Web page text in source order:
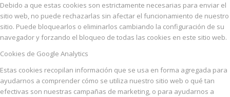
Debido a que estas cookies son estrictamente necesarias para enviar el
sitio web, no puede rechazarlas sin afectar el funcionamiento de nuestro
sitio. Puede bloquearlos o eliminarlos cambiando la configuración de su
navegador y forzando el bloqueo de todas las cookies en este sitio web.
Cookies de Google Analytics
Estas cookies recopilan información que se usa en forma agregada para
ayudarnos a comprender cómo se utiliza nuestro sitio web o qué tan
efectivas son nuestras campañas de marketing, o para ayudarnos a